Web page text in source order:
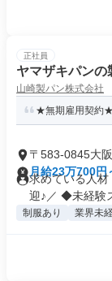
正社員
ヤマザキパンの
山崎製パン株式会社
★無期雇用契約
〒583-0845大
月給23万700
求めている人
迎♪／ ◆未経験
制服あり 業界未